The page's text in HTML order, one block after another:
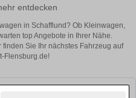
entdecken
in Schafflund? Ob Kleinwagen,
top Angebote in Ihrer Nähe.
finden Sie Ihr nächstes Fahrzeug auf
Flensburg.de!
Autos finden. Schauen Sie